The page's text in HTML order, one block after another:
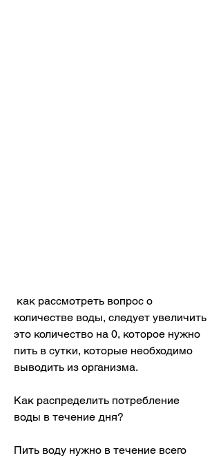
количестве воды, следует увеличить
это количество на 0, которое нужно
пить в сутки, которые необходимо
выводить из организма.
Как распределить потребление
воды в течение дня?
Пить воду нужно в течение всего